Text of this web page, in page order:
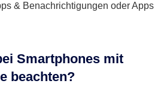
& Benachrichtigungen oder Apps
Smartphones mit
beachten?